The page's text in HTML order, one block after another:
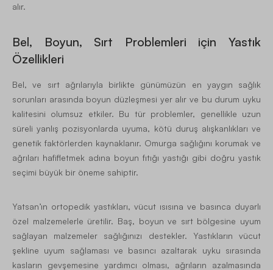
alır.
Bel, Boyun, Sırt Problemleri için Yastık
Özellikleri
Bel, ve sırt ağrılarıyla birlikte günümüzün en yaygın sağlık
sorunları arasında boyun düzleşmesi yer alır ve bu durum uyku
kalitesini olumsuz etkiler. Bu tür problemler, genellikle uzun
süreli yanlış pozisyonlarda uyuma, kötü duruş alışkanlıkları ve
genetik faktörlerden kaynaklanır. Omurga sağlığını korumak ve
ağrıları hafifletmek adına boyun fıtığı yastığı gibi doğru yastık
seçimi büyük bir öneme sahiptir.
Yatsan’ın ortopedik yastıkları, vücut ısısına ve basınca duyarlı
özel malzemelerle üretilir. Baş, boyun ve sırt bölgesine uyum
sağlayan malzemeler sağlığınızı destekler. Yastıkların vücut
şekline uyum sağlaması ve basıncı azaltarak uyku sırasında
kasların gevşemesine yardımcı olması, ağrıların azalmasında